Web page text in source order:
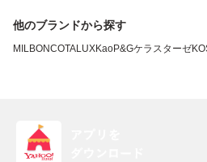
他のブランドから探す
MILBONCOTALUXKaoP&Gケラスターゼ